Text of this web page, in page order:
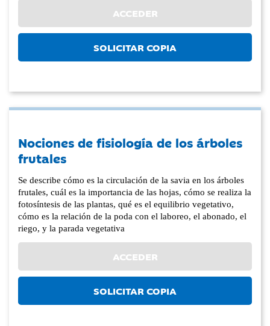
ACCEDER
SOLICITAR COPIA
Nociones de fisiología de los árboles
frutales
Se describe cómo es la circulación de la savia en los árboles
frutales, cuál es la importancia de las hojas, cómo se realiza la
fotosíntesis de las plantas, qué es el equilibrio vegetativo,
cómo es la relación de la poda con el laboreo, el abonado, el
riego, y la parada vegetativa
ACCEDER
SOLICITAR COPIA